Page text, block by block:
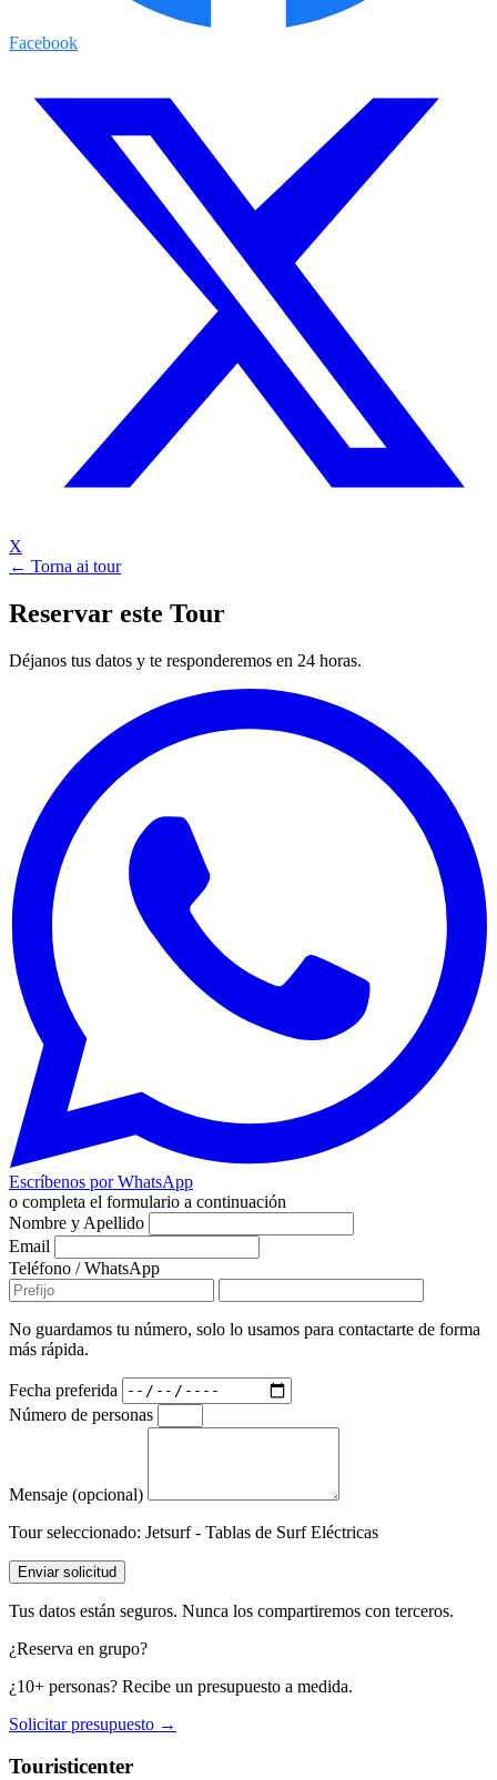
Facebook
X
← Torna ai tour
Reservar este Tour
Déjanos tus datos y te responderemos en 24 horas.
Escríbenos por WhatsApp
o completa el formulario a continuación
Nombre y Apellido
Email
Teléfono / WhatsApp
No guardamos tu número, solo lo usamos para contactarte de forma
más rápida.
Fecha preferida
Número de personas
Mensaje (opcional)
Tour seleccionado: Jetsurf - Tablas de Surf Eléctricas
Enviar solicitud
Tus datos están seguros. Nunca los compartiremos con terceros.
¿Reserva en grupo?
¿10+ personas? Recibe un presupuesto a medida.
Solicitar presupuesto →
Touristicenter